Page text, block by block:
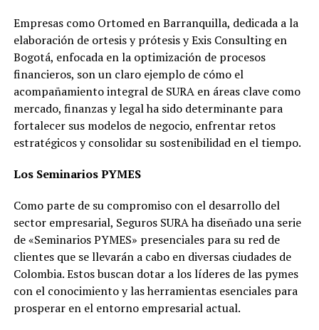
Empresas como Ortomed en Barranquilla, dedicada a la
elaboración de ortesis y prótesis y Exis Consulting en
Bogotá, enfocada en la optimización de procesos
financieros, son un claro ejemplo de cómo el
acompañamiento integral de SURA en áreas clave como
mercado, finanzas y legal ha sido determinante para
fortalecer sus modelos de negocio, enfrentar retos
estratégicos y consolidar su sostenibilidad en el tiempo.
Los Seminarios PYMES
Como parte de su compromiso con el desarrollo del
sector empresarial, Seguros SURA ha diseñado una serie
de «Seminarios PYMES» presenciales para su red de
clientes que se llevarán a cabo en diversas ciudades de
Colombia. Estos buscan dotar a los líderes de las pymes
con el conocimiento y las herramientas esenciales para
prosperar en el entorno empresarial actual.